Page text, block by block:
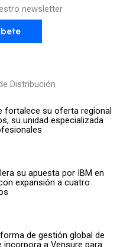
newsletter
Distribución
fortalece su oferta regional
su unidad especializada
su apuesta por IBM en
expansión a cuatro
de gestión global de
incorpora a Vensure para